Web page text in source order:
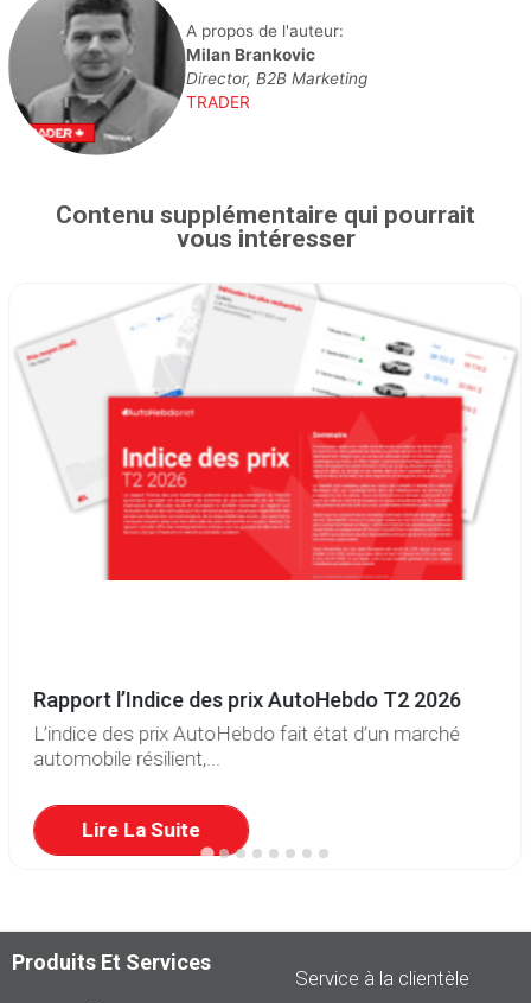
A propos de l'auteur:
Milan Brankovic
Director, B2B Marketing
TRADER
Contenu supplémentaire qui pourrait
vous intéresser
Rapport l’Indice des prix AutoHebdo T2 2026
L’indice des prix AutoHebdo fait état d’un marché
automobile résilient,...
Lire La Suite
Produits Et Services
Service à la clientèle